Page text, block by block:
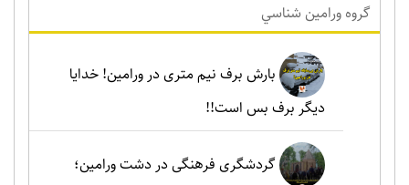
گروه ورامين شناسي
بارش برف نیم متری در ورامین! خدایا
دیگر برف بس است!!
گردشگری فرهنگی در دشت ورامین؛